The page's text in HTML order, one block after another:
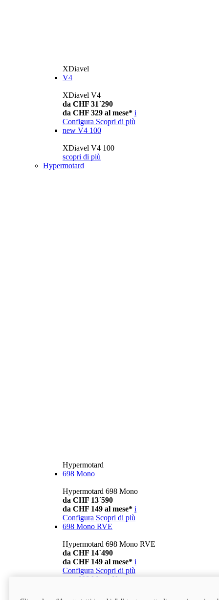
XDiavel
V4
XDiavel V4
da CHF 31´290
da CHF 329 al mese* i
Configura Scopri di più
new V4 100
XDiavel V4 100
scopri di più
Hypermotard
Hypermotard
698 Mono
Hypermotard 698 Mono
da CHF 13´590
da CHF 149 al mese* i
Configura Scopri di più
698 Mono RVE
Hypermotard 698 Mono RVE
da CHF 14´490
da CHF 149 al mese* i
Configura Scopri di più
698 Mono Nera
Hypermotard 698 Mono Nera